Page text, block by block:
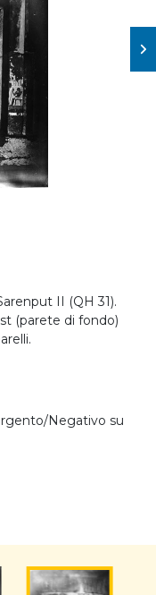
II (QH 31).
(parete di fondo)
Negativo su